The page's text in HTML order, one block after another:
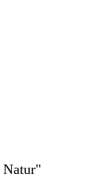
Natur"